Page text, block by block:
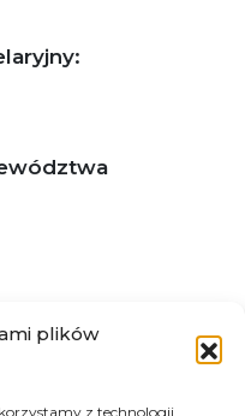
plików
z technologii,